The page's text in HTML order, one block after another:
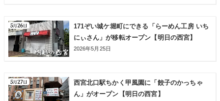
171ぞい城ケ堀町にできる「らーめん工房 いち
にぃさん」が移転オープン【明日の西宮】
2026年5月25日
西宮北口駅ちかく甲風園に「餃子のかっちゃ
ん」がオープン【明日の西宮】